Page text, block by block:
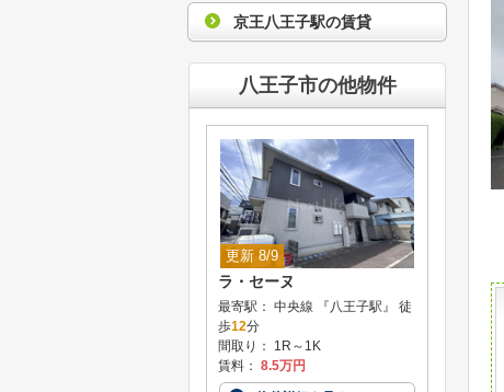
京王八王子駅の賃貸
八王子市の他物件
更新 8/9
ラ・セーヌ
最寄駅： 中央線 『八王子駅』 徒
歩12分
間取り： 1R～1K
賃料： 8.5万円